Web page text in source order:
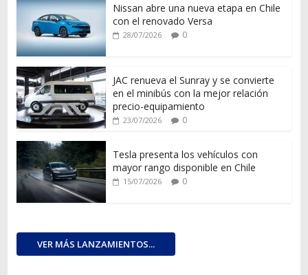
Nissan abre una nueva etapa en Chile
con el renovado Versa
28/07/2026 0
JAC renueva el Sunray y se convierte
en el minibús con la mejor relación
precio-equipamiento
23/07/2026 0
Tesla presenta los vehículos con
mayor rango disponible en Chile
15/07/2026 0
VER MÁS LANZAMIENTOS...